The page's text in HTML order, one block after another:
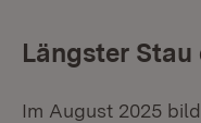
Längster Stau
Im August 2025